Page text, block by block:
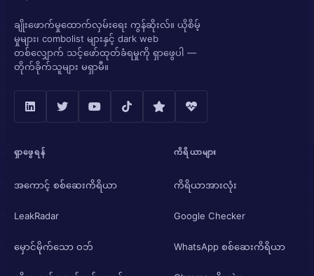
ချိုးဖောက်မှုထောက်လှမ်းရေး ကွန်ဆိုးလ်။ ယိုစိမ့်
မှုများ၊ combolist များနှင့် dark web
တစ်လျှောက် သင့်ဖော်ထုတ်ခံရမှုကို ရှာဖွေပါ —
တိုက်ခိုက်သူများ မရှာမီ။
ရှာဖွေရန်
အကောင့် စစ်ဆေးကိရိယာ
LeakRadar
မှောင်မိုက်သော ဝဘ်
ကိရိယာများ
ကိရိယာအားလုံး
Google Checker
WhatsApp စစ်ဆေးကိရိယာ